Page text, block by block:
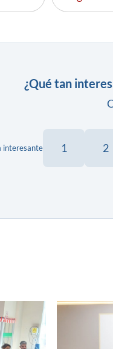
¿Qué tan
interesante 1 2